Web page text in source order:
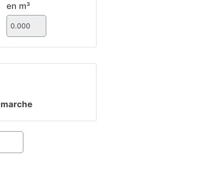
en m³